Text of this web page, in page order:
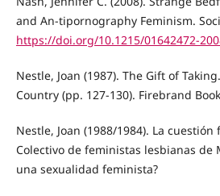
and An-tipornography Feminism.
https://doi.org/10.1215/01642472-
Nestle, Joan (1987). The Gift of
Country (pp. 127-130). Firebrand
Nestle, Joan (1988/1984). La
Colectivo de feministas lesbianas de
una sexualidad feminista?